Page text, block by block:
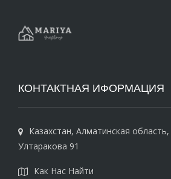
КОНТАКТНАЯ ИФОРМАЦИЯ
Казахстан, Алматинская
Ултаракова 91
Как Нас Найти